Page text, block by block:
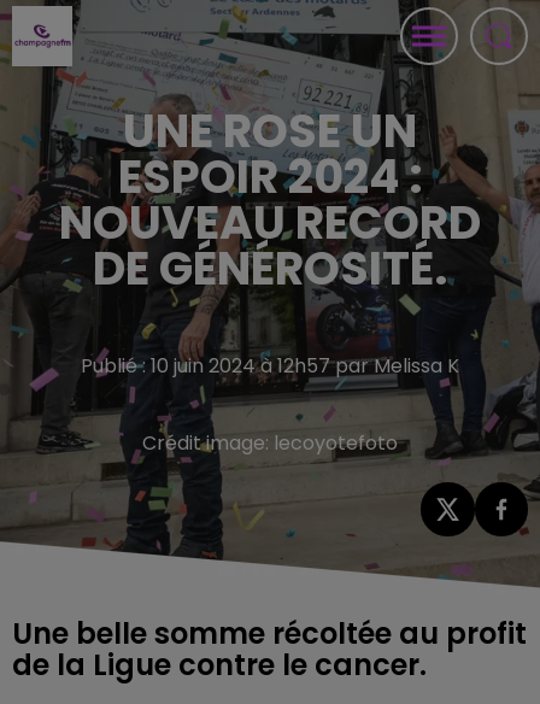
UNE ROSE UN
ESPOIR 2024 :
NOUVEAU RECORD
DE GÉNÉROSITÉ.
Publié : 10 juin 2024 à 12h57 par Melissa K
Crédit image: lecoyotefoto
Une belle somme récoltée au profit
de la Ligue contre le cancer.